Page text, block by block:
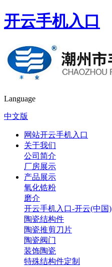
开云手机入口
Language
中文版
网站开云手机入口
关于我们
公司简介
厂房展示
产品展示
氧化锆粉
磨介
开云手机入口-开云(中国)
陶瓷结构件
陶瓷推剪刀片
陶瓷阀门
装饰陶瓷
特殊结构件定制